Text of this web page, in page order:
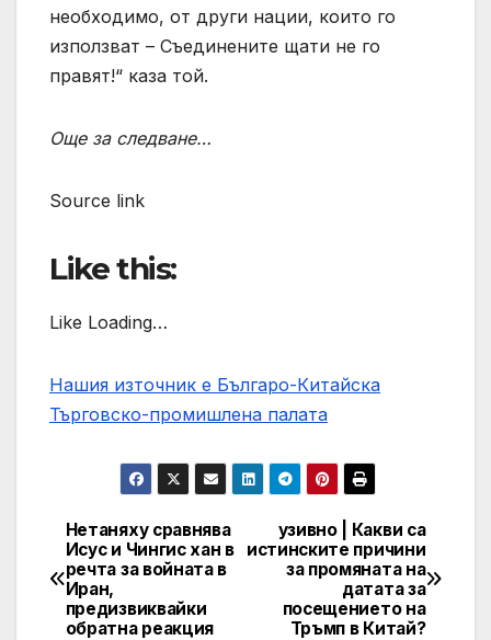
необходимо, от други нации, които го
използват – Съединените щати не го
правят!“ каза той.
Още за следване…
Source link
Like this:
Like Loading…
Нашия източник е Българо-Китайска
Търговско-промишлена палaта
Post
navigation
узивно | Какви са
истинските причини
за промяната на
датата за
посещението на
Тръмп в Китай?
Нетаняху сравнява
Исус и Чингис хан в
речта за войната в
Иран,
предизвиквайки
обратна реакция